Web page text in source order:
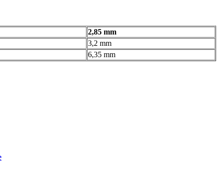
2,85 mm
3,2 mm
6,35 mm